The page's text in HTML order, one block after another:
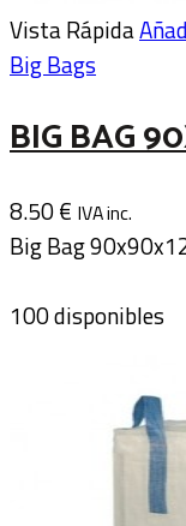
Vista Rápida
Big Bags
BIG BAG
8.50€ IVA inc.
Big Bag
100 disponibles